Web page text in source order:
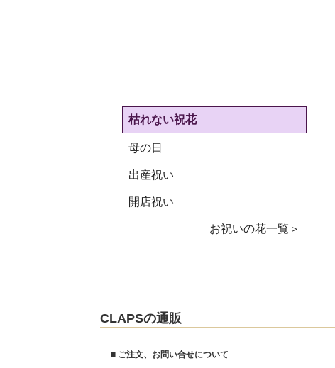
枯れない祝花
母の日
出産祝い
開店祝い
お祝いの花一覧＞
CLAPSの通販
■ ご注文、お問い合せについて